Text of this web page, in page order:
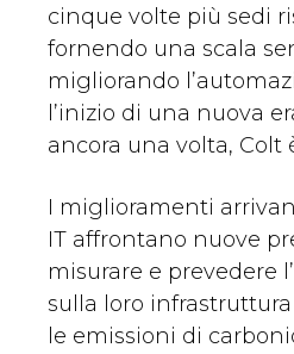
cinque volte più sedi
fornendo una scala
migliorando
l’inizio di una nuova
ancora una volta, Colt
I miglioramenti
IT affrontano nuove
misurare e prevedere
sulla loro
le emissioni di